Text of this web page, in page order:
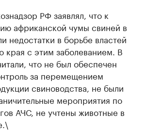
РФ заявлял, что к
африканской чумы свиней в
недостатки в борьбе властей
края с этим заболеванием. В
что не был обеспечен
за перемещением
свиноводства, не были
мероприятия по
АЧС, не учтены животные в